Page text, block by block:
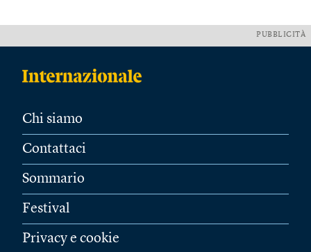
PUBBLICITÀ
Chi siamo
Contattaci
Sommario
Festival
Privacy e cookie